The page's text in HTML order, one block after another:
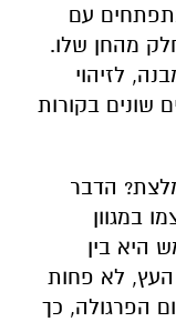
עם
מהחן שלו.
לזיהוי
שונים בקורות
הדבר
במגוון
היא בין
העץ, לא פחות
הפרגולה, כך